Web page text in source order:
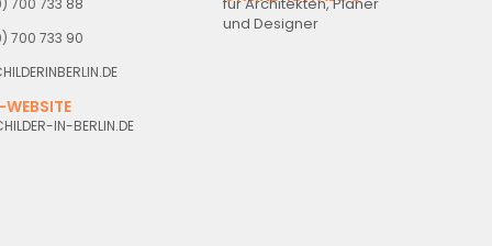
700 733 88
700 733 90
IN-BERLIN.DE
und Designer